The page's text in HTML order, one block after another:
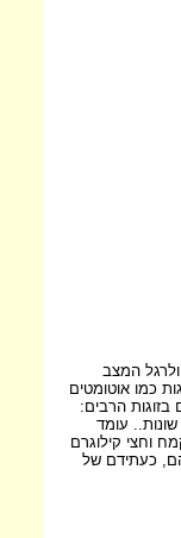
המצב
כמו אוטומטים
הרבים:
עומד
וחצי קילוגרם
כעתידם של